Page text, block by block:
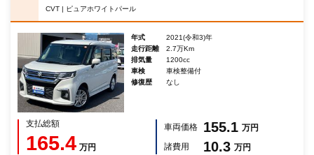
CVT | ピュアホワイトパール
年式
2021(令和3)年
走行距離
2.7万Km
排気量
1200cc
車検
車検整備付
修復歴
なし
支払総額
165.4 万円
車両価格 155.1 万円
諸費用
10.3 万円